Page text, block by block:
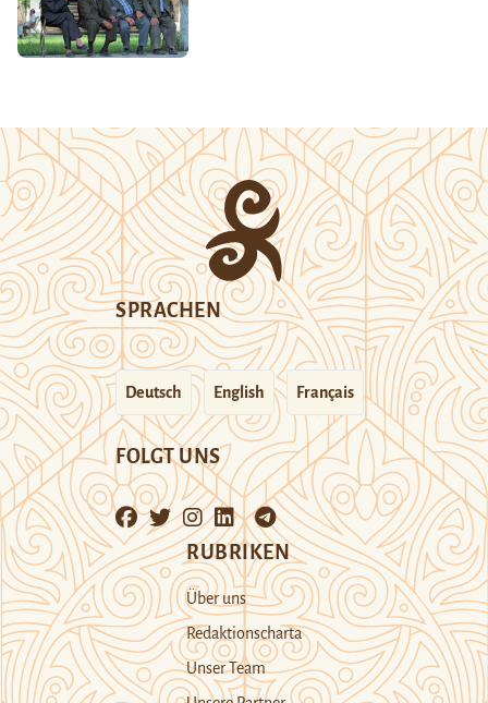
SPRACHEN
Deutsch English Français
FOLGT UNS
RUBRIKEN
Über uns
Redaktionscharta
Unser Team